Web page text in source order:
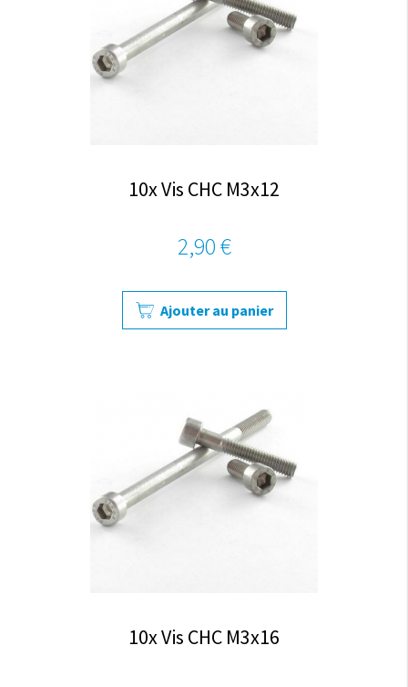
10x Vis CHC M3x12
2,90 €
Ajouter au panier
10x Vis CHC M3x16